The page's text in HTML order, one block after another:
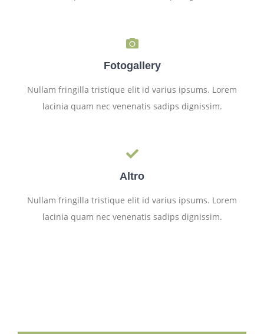
Fotogallery
Nullam fringilla tristique elit id varius ipsums. Lorem
lacinia quam nec venenatis sadips dignissim.
Altro
Nullam fringilla tristique elit id varius ipsums. Lorem
lacinia quam nec venenatis sadips dignissim.